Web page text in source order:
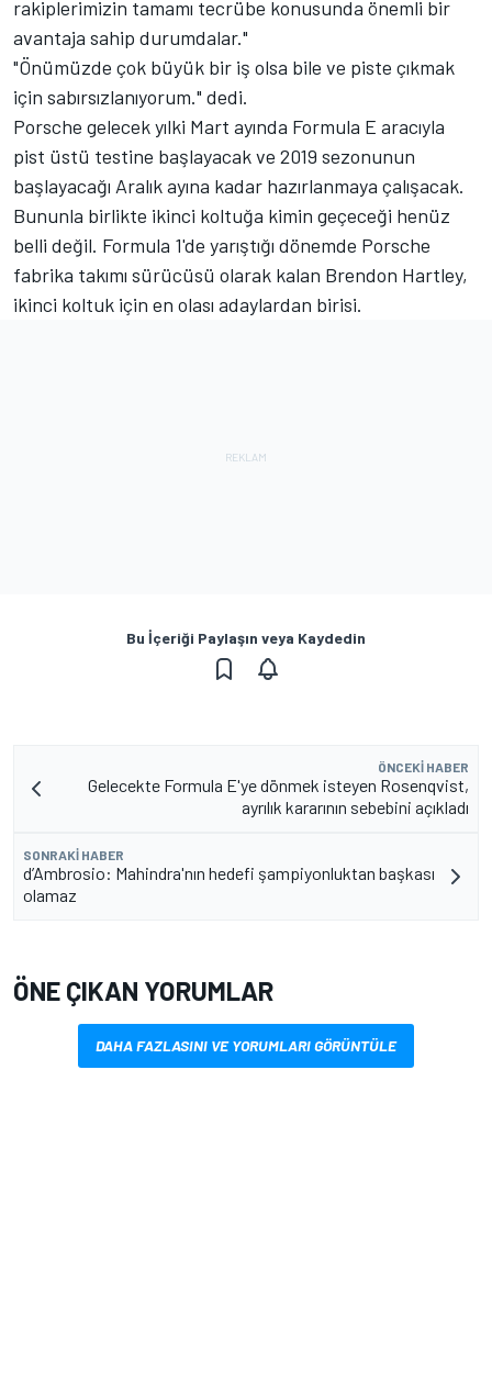
rakiplerimizin tamamı tecrübe konusunda önemli bir
avantaja sahip durumdalar."
"Önümüzde çok büyük bir iş olsa bile ve piste çıkmak
için sabırsızlanıyorum." dedi.
Porsche gelecek yılki Mart ayında Formula E aracıyla
pist üstü testine başlayacak ve 2019 sezonunun
başlayacağı Aralık ayına kadar hazırlanmaya çalışacak.
Bununla birlikte ikinci koltuğa kimin geçeceği henüz
belli değil. Formula 1'de yarıştığı dönemde Porsche
fabrika takımı sürücüsü olarak kalan Brendon Hartley,
ikinci koltuk için en olası adaylardan birisi.
Bu İçeriği Paylaşın veya Kaydedin
ÖNCEKI HABER
Gelecekte Formula E'ye dönmek isteyen Rosenqvist,
ayrılık kararının sebebini açıkladı
SONRAKI HABER
d’Ambrosio: Mahindra'nın hedefi şampiyonluktan başkası
olamaz
ÖNE ÇIKAN YORUMLAR
DAHA FAZLASINI VE YORUMLARI GÖRÜNTÜLE